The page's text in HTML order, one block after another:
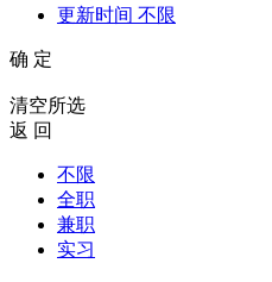
更新时间 不限
确 定
清空所选
返 回
不限
全职
兼职
实习